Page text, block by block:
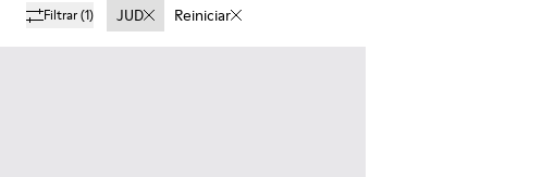
Filtrar(1) JUD Reiniciar